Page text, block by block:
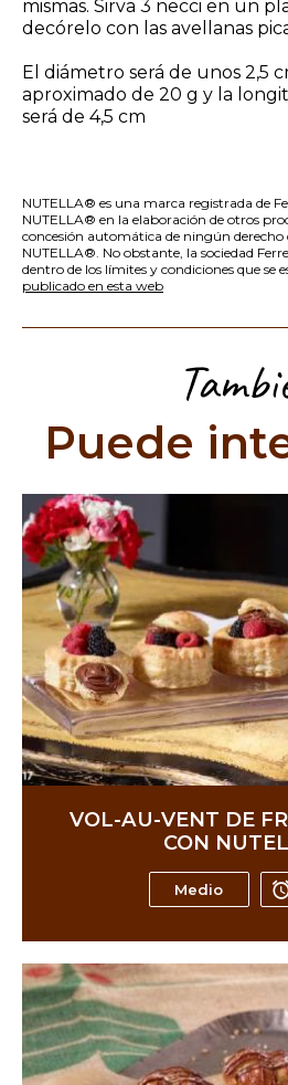
mismas. Sirva 3 necci en un
decórelo con las avellanas
El diámetro será de unos 2,5
aproximado de 20 g y la
será de 4,5 cm
NUTELLA® es una marca registrada de
NUTELLA® en la elaboración de otros
concesión automática de ningún derecho
NUTELLA®. No obstante, la sociedad
dentro de los límites y condiciones que se
publicado en esta web
Puede
VOL-AU-VENT DE
CON
Medio